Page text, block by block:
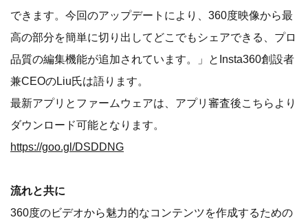
できます。今回のアップデートにより、360度映像から最
高の部分を簡単に切り出してどこでもシェアできる、プロ
品質の編集機能が追加されています。」とInsta360創設者
兼CEOのLiu氏は語ります。
最新アプリとファームウェアは、アプリ審査後こちらより
ダウンロード可能となります。
https://goo.gl/DSDDNG
流れと共に
360度のビデオから魅力的なコンテンツを作成するための